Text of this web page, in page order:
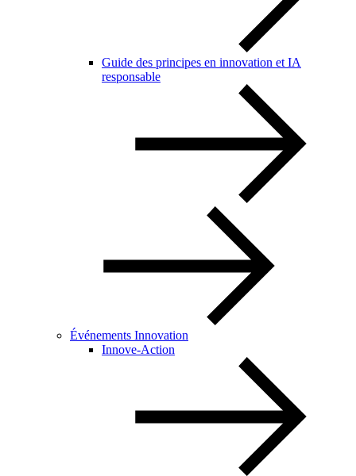
Guide des principes en innovation et IA
responsable
Événements Innovation
Innove-Action